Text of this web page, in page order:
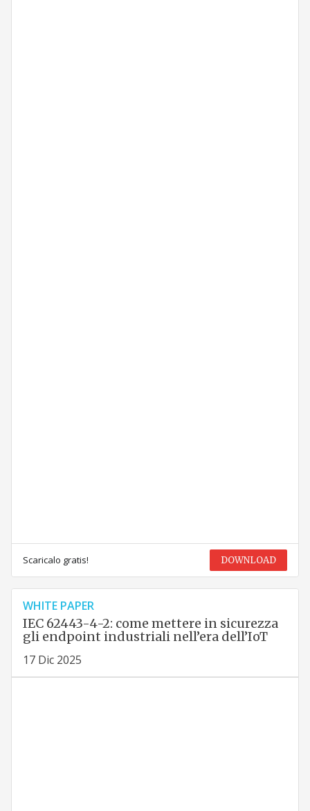
Scaricalo gratis! DOWNLOAD
WHITE PAPER
IEC 62443-4-2: come mettere in sicurezza
gli endpoint industriali nell’era dell’IoT
17 Dic 2025